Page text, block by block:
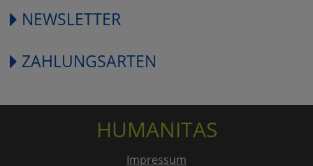
NEWSLETTER
ZAHLUNGSARTEN
HUMANITAS
Impressum